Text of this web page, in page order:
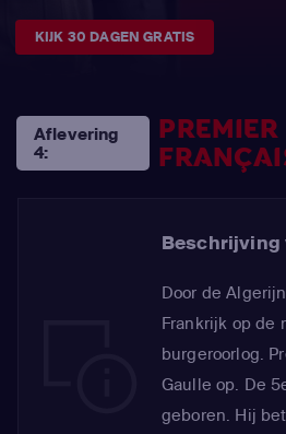
KIJK 30 DAGEN GRATIS
Aflevering
4:
PREMIER
Beschrijving
Door de
Frankrijk op de
burgeroorlog.
Gaulle op. De
geboren. Hij